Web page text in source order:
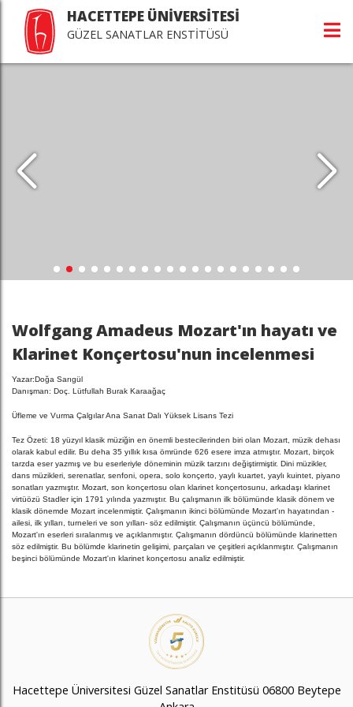
HACETTEPE ÜNİVERSİTESİ
GÜZEL SANATLAR ENSTİTÜSÜ
Wolfgang Amadeus Mozart'ın hayatı ve
Klarinet Konçertosu'nun incelenmesi
Yazar:Doğa Sarıgül
Danışman: Doç. Lütfullah Burak Karaağaç
Üfleme ve Vurma Çalgılar Ana Sanat Dalı Yüksek Lisans Tezi
Tez Özeti: 18 yüzyıl klasik müziğin en önemli bestecilerinden biri olan Mozart, müzik dehası
olarak kabul edilir. Bu deha 35 yıllık kısa ömründe 626 esere imza atmıştır. Mozart, birçok
tarzda eser yazmış ve bu eserleriyle döneminin müzik tarzını değiştirmiştir. Dini müzikler,
dans müzikleri, serenatlar, senfoni, opera, solo konçerto, yaylı kuartet, yaylı kuintet, piyano
sonatları yazmıştır. Mozart, son konçertosu olan klarinet konçertosunu, arkadaşı klarinet
virtüözü Stadler için 1791 yılında yazmıştır. Bu çalışmanın ilk bölümünde klasik dönem ve
klasik dönemde Mozart incelenmiştir. Çalışmanın ikinci bölümünde Mozart'ın hayatından -
ailesi, ilk yılları, turneleri ve son yılları- söz edilmiştir. Çalışmanın üçüncü bölümünde,
Mozart'ın eserleri sıralanmış ve açıklanmıştır. Çalışmanın dördüncü bölümünde klarinetten
söz edilmiştir. Bu bölümde klarinetin gelişimi, parçaları ve çeşitleri açıklanmıştır. Çalışmanın
beşinci bölümünde Mozart'ın klarinet konçertosu analiz edilmiştir.
Hacettepe Üniversitesi Güzel Sanatlar Enstitüsü 06800 Beytepe